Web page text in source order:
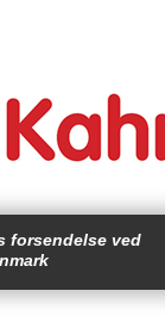
forsendelse ved